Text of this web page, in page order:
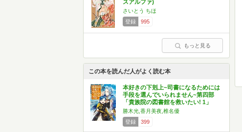
スアルファ)
さいとう ちほ
登録
995
もっと見る
この本を読んだ人がよく読む本
本好きの下剋上~司書になるためには
手段を選んでいられません~第四部
「貴族院の図書館を救いたい! 1」
勝木光,香月美夜,椎名優
登録
399